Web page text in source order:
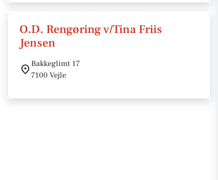
O.D. Rengøring v/Tina Friis
Jensen
Bakkeglimt 17
7100 Vejle